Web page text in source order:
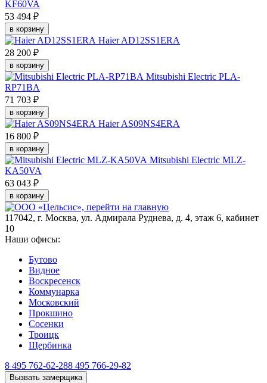
KF60VA
53 494 ₽
в корзину
Haier AD12SS1ERA
28 200 ₽
в корзину
Mitsubishi Electric PLA-
RP71BA
71 703 ₽
в корзину
Haier AS09NS4ERA
16 800 ₽
в корзину
Mitsubishi Electric MLZ-
KA50VA
63 043 ₽
в корзину
117042, г. Москва, ул. Адмирала Руднева, д. 4, этаж 6, кабинет
10
Наши офисы:
Бутово
Видное
Воскресенск
Коммунарка
Московский
Прокшино
Сосенки
Троицк
Щербинка
8 495 762-62-288 495 766-29-82
Вызвать замерщика